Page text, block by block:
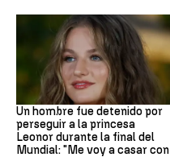
Mundial 2026
Un hombre fue detenido por
perseguir a la princesa
Leonor durante la final del
Mundial: "Me voy a casar con